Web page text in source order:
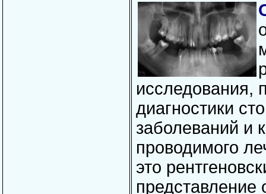
исследования,
диагностики
заболеваний и
проводимого
это
представление